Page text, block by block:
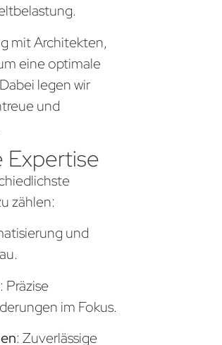
mit Architekten,
eine optimale
legen wir
und
Expertise
zählen:
und
: Präzise
im Fokus.
: Zuverlässige